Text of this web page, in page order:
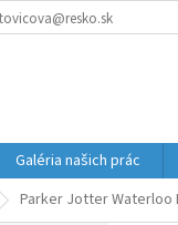
Galéria našich prác
Parker Jotter Waterloo